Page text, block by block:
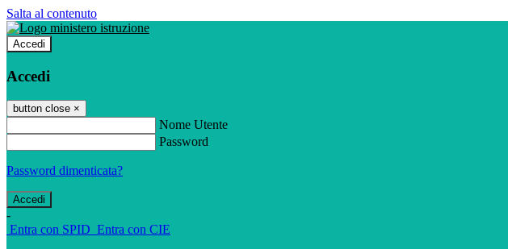
Salta al contenuto
Accedi
Accedi
button close ×
Nome Utente
Password
Password dimenticata?
-
Entra con SPID Entra con CIE